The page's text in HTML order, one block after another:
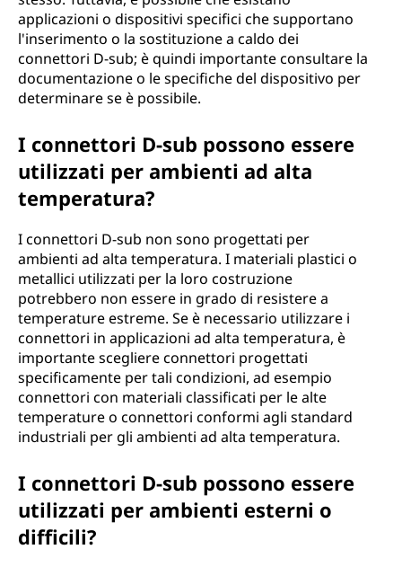
applicazioni o dispositivi specifici che supportano
l'inserimento o la sostituzione a caldo dei
connettori D-sub; è quindi importante consultare la
documentazione o le specifiche del dispositivo per
determinare se è possibile.
I connettori D-sub possono essere
utilizzati per ambienti ad alta
temperatura?
I connettori D-sub non sono progettati per
ambienti ad alta temperatura. I materiali plastici o
metallici utilizzati per la loro costruzione
potrebbero non essere in grado di resistere a
temperature estreme. Se è necessario utilizzare i
connettori in applicazioni ad alta temperatura, è
importante scegliere connettori progettati
specificamente per tali condizioni, ad esempio
connettori con materiali classificati per le alte
temperature o connettori conformi agli standard
industriali per gli ambienti ad alta temperatura.
I connettori D-sub possono essere
utilizzati per ambienti esterni o
difficili?